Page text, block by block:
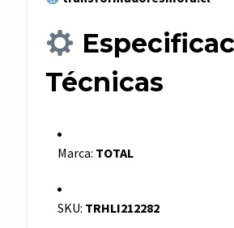
Técnicas
Marca: TOTAL
SKU: TRHLI212282